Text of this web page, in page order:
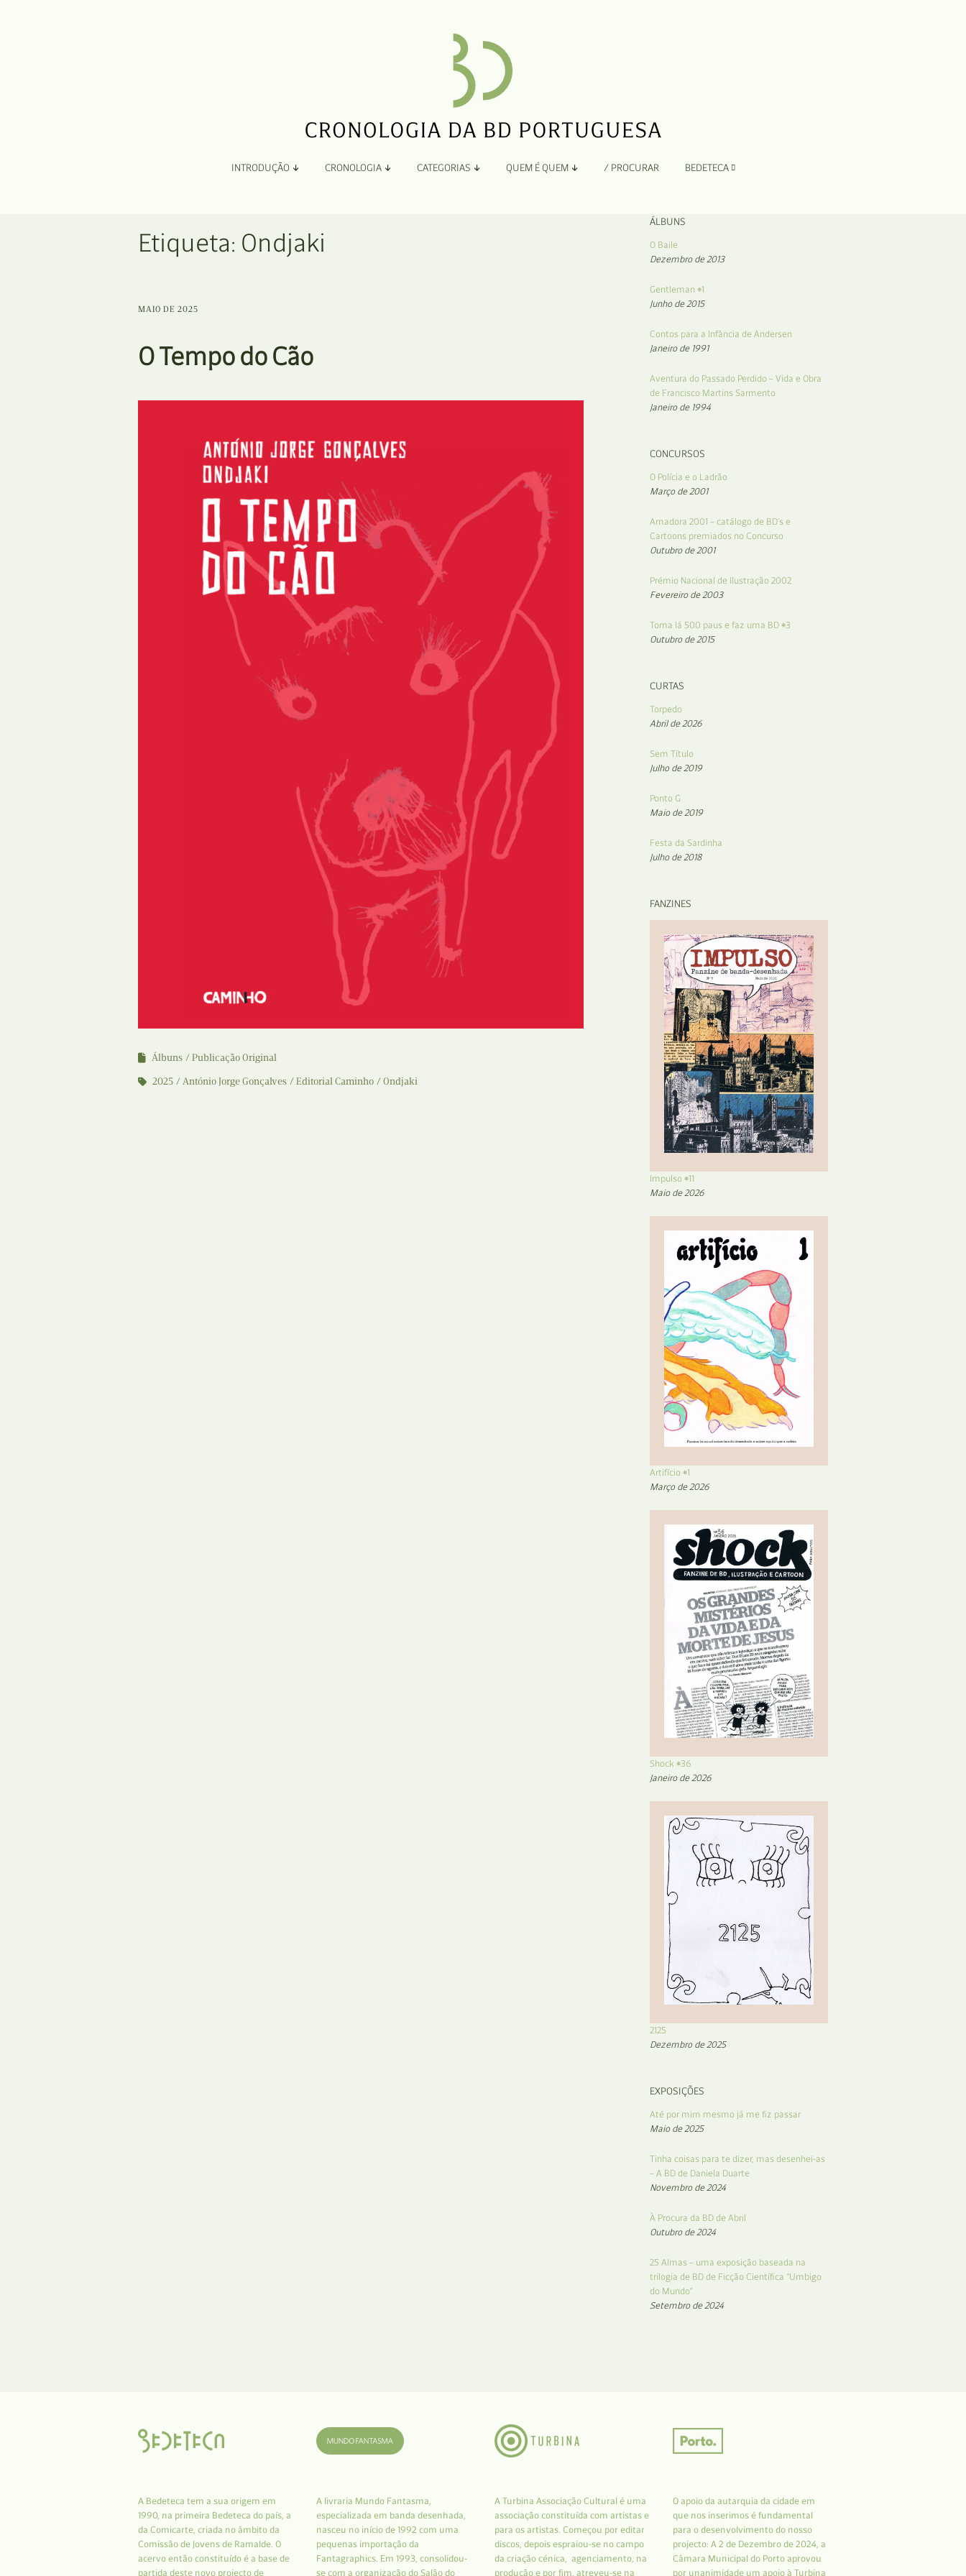
INTRODUÇÃO
Organização
CRONOLOGIA CATEGORIAS
Edição Portuguesa
Exposições e Eventos
Fanzines
Festivais e Salões
Formação
Internacional
Para BD
Publicação Original
Prémios
Programas e Catálogos
Publicações em periódicos
Recolha
Tertúlias
QUEM É QUEM / PROCURAR BEDETECA
Etiqueta: Ondjaki
MAIO DE 2025
O Tempo do Cão
Álbuns
Publicação Original
2025
António Jorge Gonçalves Editorial Caminho Ondjaki
ÁLBUNS
O Baile
Dezembro de 2013
Gentleman #1
Junho de 2015
Contos para a Infância de Andersen
Janeiro de 1991
Aventura do Passado Perdido – Vida e Obra
de Francisco Martins Sarmento
Janeiro de 1994
CONCURSOS
O Polícia e o Ladrão
Março de 2001
Amadora 2001 – catálogo de BD’s e
Cartoons premiados no Concurso
Outubro de 2001
Prémio Nacional de Ilustração 2002
Fevereiro de 2003
Toma lá 500 paus e faz uma BD #3
Outubro de 2015
CURTAS
Torpedo
Abril de 2026
Sem Título
Julho de 2019
Ponto G
Maio de 2019
Festa da Sardinha
Julho de 2018
FANZINES
Impulso #11
Maio de 2026
Artifício #1
Março de 2026
Shock #36
Janeiro de 2026
2125
Dezembro de 2025
EXPOSIÇÕES
Até por mim mesmo já me fiz passar
Maio de 2025
Tinha coisas para te dizer, mas desenhei-as
– A BD de Daniela Duarte
Novembro de 2024
À Procura da BD de Abril
Outubro de 2024
25 Almas – uma exposição baseada na
trilogia de BD de Ficção Científica “Umbigo
do Mundo”
Setembro de 2024
A Bedeteca tem a sua origem em
1990, na primeira Bedeteca do país, a
da Comicarte, criada no âmbito da
Comissão de Jovens de Ramalde. O
acervo então constituído é a base de
partida deste novo projecto de
A livraria Mundo Fantasma,
especializada em banda desenhada,
nasceu no início de 1992 com uma
pequenas importação da
Fantagraphics. Em 1993, consolidou-
se com a organização do Salão do
A Turbina Associação Cultural é uma
associação constituída com artistas e
para os artistas. Começou por editar
discos, depois espraiou-se no campo
da criação cénica, agenciamento, na
produção e por fim, atreveu-se na
O apoio da autarquia da cidade em
que nos inserimos é fundamental
para o desenvolvimento do nosso
projecto: A 2 de Dezembro de 2024, a
Câmara Municipal do Porto aprovou
por unanimidade um apoio à Turbina